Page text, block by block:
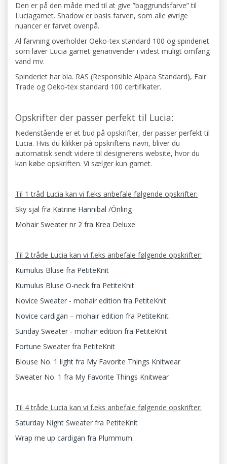
Den er på den måde med til at give ”baggrundsfarve” til
Luciagarnet. Shadow er basis farven, som alle øvrige
nuancer er farvet ovenpå.
Al farvning overholder Oeko-tex standard 100 og spinderiet
som laver Lucia garnet genanvender i videst muligt omfang
vand mv.
Spinderiet har bla. RAS (Responsible Alpaca Standard), Fair
Trade og Oeko-tex standard 100 certifikater.
Opskrifter der passer perfekt til Lucia:
Nedenstående er et bud på opskrifter, der passer perfekt til
Lucia. Hvis du klikker på opskriftens navn, bliver du
automatisk sendt videre til designerens website, hvor du
kan købe opskriften. Vi sælger kun garnet.
Til 1 tråd Lucia kan vi f.eks anbefale følgende opskrifter:
Sky sjal fra Katrine Hannibal /Önling
Mohair Sweater nr 2 fra Krea Deluxe
Til 2 tråde Lucia kan vi f.eks anbefale følgende opskrifter:
Kumulus Bluse fra PetiteKnit
Kumulus Bluse O-neck fra PetiteKnit
Novice Sweater - mohair edition fra PetiteKnit
Novice cardigan – mohair edition fra PetiteKnit
Sunday Sweater - mohair edition fra PetiteKnit
Fortune Sweater fra PetiteKnit
Blouse No. 1 light fra My Favorite Things Knitwear
Sweater No. 1 fra My Favorite Things Knitwear
Til 4 tråde Lucia kan vi f.eks anbefale følgende opskrifter:
Saturday Night Sweater fra PetiteKnit
Wrap me up cardigan fra Plummum.